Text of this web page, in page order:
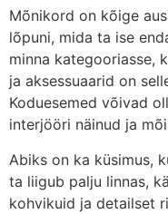
Mõnikord on kõige
lõpuni, mida ta ise
minna kategooriasse,
ja aksessuaarid on
Koduesemed võivad
interjööri näinud ja
Abiks on ka küsimus,
ta liigub palju linnas,
kohvikuid ja detailset